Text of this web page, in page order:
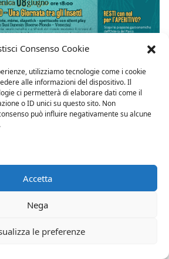
Consenso Cookie
utilizziamo tecnologie come i cookie
alle informazioni del dispositivo. Il
ci permetterà di elaborare dati come il
o ID unici su questo sito. Non
può influire negativamente su alcune
Accetta
Nega
le preferenze